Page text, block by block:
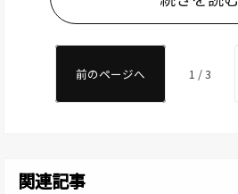
前のページへ 1 / 3
関連記事